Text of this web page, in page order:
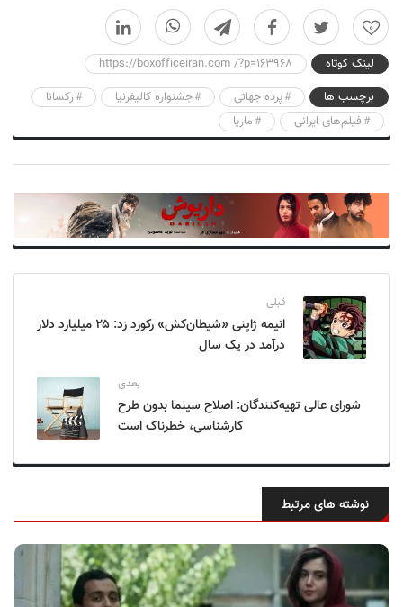
0
لینک کوتاه
https://boxofficeiran.com /?p=163968
برچسب ها
پرده جهانی جشنواره کالیفرنیا
رکسانا
فیلم‌های ایرانی
ماریا
قبلی
انیمه ژاپنی «شیطان‌کش» رکورد زد: ۲۵ میلیارد دلار
درآمد در یک سال
بعدی
شورای عالی تهیه‌کنندگان: اصلاح سینما بدون طرح
کارشناسی، خطرناک است
نوشته های مرتبط